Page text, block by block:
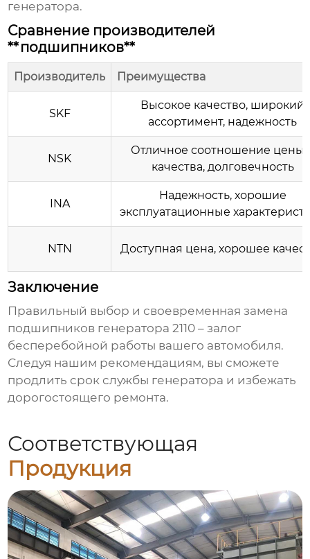
генератора.
Сравнение производителей
**подшипников**
Производитель Преимущества
SKF
Высокое качество, широкий
ассортимент, надежность
NSK
Отличное соотношение цены
качества, долговечность
INA
Надежность, хорошие
эксплуатационные
NTN Доступная цена, хорошее
Заключение
Правильный выбор и своевременная замена
подшипников генератора 2110 – залог
бесперебойной работы вашего автомобиля.
Следуя нашим рекомендациям, вы сможете
продлить срок службы генератора и избежать
дорогостоящего ремонта.
Соответствующая
Продукция